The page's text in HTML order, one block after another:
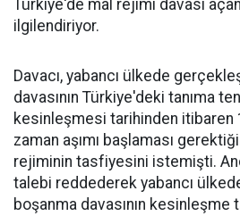
Türkiye'de mal rejimi davası
ilgilendiriyor.
Davacı, yabancı ülkede
davasının Türkiye'deki tanıma
kesinleşmesi tarihinden
zaman aşımı başlaması
rejiminin tasfiyesini istemişti.
talebi reddederek yabancı
boşanma davasının kesinleşme